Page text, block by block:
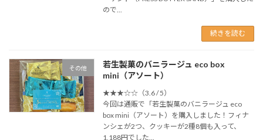
ので...
続きを読む
その他
若生製菓のバニラージュ eco box
mini（アソート）
★★★☆☆（3.6 / 5）
今回は通販で「若生製菓のバニラージュ eco
box mini（アソート）を購入しました！フィナ
ンシェが2つ、クッキーが2種8個も入って、
1,188円でした...